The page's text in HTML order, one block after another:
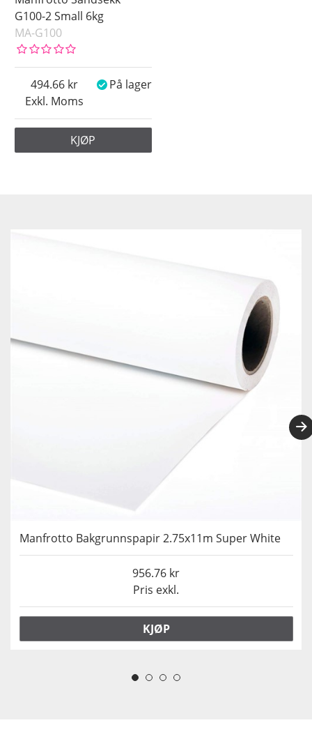
G100-2 Small 6kg
MA-G100
Exkl. Moms
494.66 På lager
KJØP
Manfrotto Bakgrunnspapir 2.75x11m Super White
Pris exkl.
956.76
KJØP